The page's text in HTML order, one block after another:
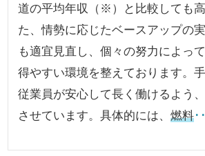
道の平均年収（※）と比較しても
た、情勢に応じたベースアップの
も適宜見直し、個々の努力によっ
得やすい環境を整えております。
従業員が安心して長く働けるよう
させています。具体的には、燃料･